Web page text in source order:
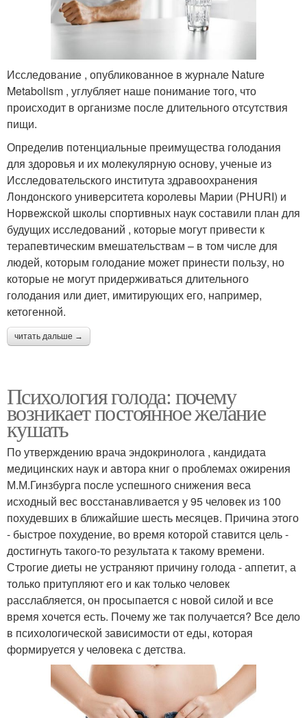
Исследование , опубликованное в журнале Nature
Metabolism , углубляет наше понимание того, что
происходит в организме после длительного отсутствия
пищи.
Определив потенциальные преимущества голодания
для здоровья и их молекулярную основу, ученые из
Исследовательского института здравоохранения
Лондонского университета королевы Марии (PHURI) и
Норвежской школы спортивных наук составили план для
будущих исследований , которые могут привести к
терапевтическим вмешательствам – в том числе для
людей, которым голодание может принести пользу, но
которые не могут придерживаться длительного
голодания или диет, имитирующих его, например,
кетогенной.
читать дальше →
Психология голода: почему
возникает постоянное желание
кушать
По утверждению врача эндокринолога , кандидата
медицинских наук и автора книг о проблемах ожирения
М.М.Гинзбурга после успешного снижения веса
исходный вес восстанавливается у 95 человек из 100
похудевших в ближайшие шесть месяцев. Причина этого
- быстрое похудение, во время которой ставится цель -
достигнуть такого-то результата к такому времени.
Строгие диеты не устраняют причину голода - аппетит, а
только притупляют его и как только человек
расслабляется, он просыпается с новой силой и все
время хочется есть. Почему же так получается? Все дело
в психологической зависимости от еды, которая
формируется у человека с детства.